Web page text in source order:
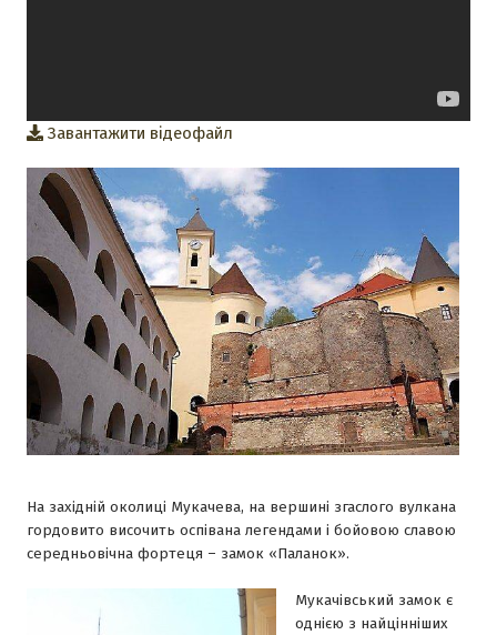
Завантажити відеофайл
На західній околиці Мукачева, на вершині згаслого вулкана
гордовито височить оспівана легендами і бойовою славою
середньовічна фортеця – замок «Паланок».
Мукачівський замок є
однією з найцінніших